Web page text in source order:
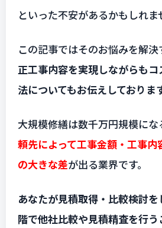
といった不安があるかもしれま
この記事ではそのお悩みを解決
正工事内容を実現しながらも
法についてもお伝えしておりま
大規模修繕は数千万円規模に
頼先によって工事金額・工事内
の大きな差が出る業界です。
あなたが見積取得・比較検討
階で他社比較や見積精査を行